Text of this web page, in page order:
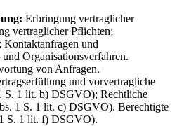
Erbringung vertraglicher
vertraglicher Pflichten;
Kontaktanfragen und
Organisationsverfahren.
von Anfragen.
und vorvertragliche
S. 1 lit. b) DSGVO); Rechtliche
1 S. 1 lit. c) DSGVO). Berechtigte
S. 1 lit. f) DSGVO).